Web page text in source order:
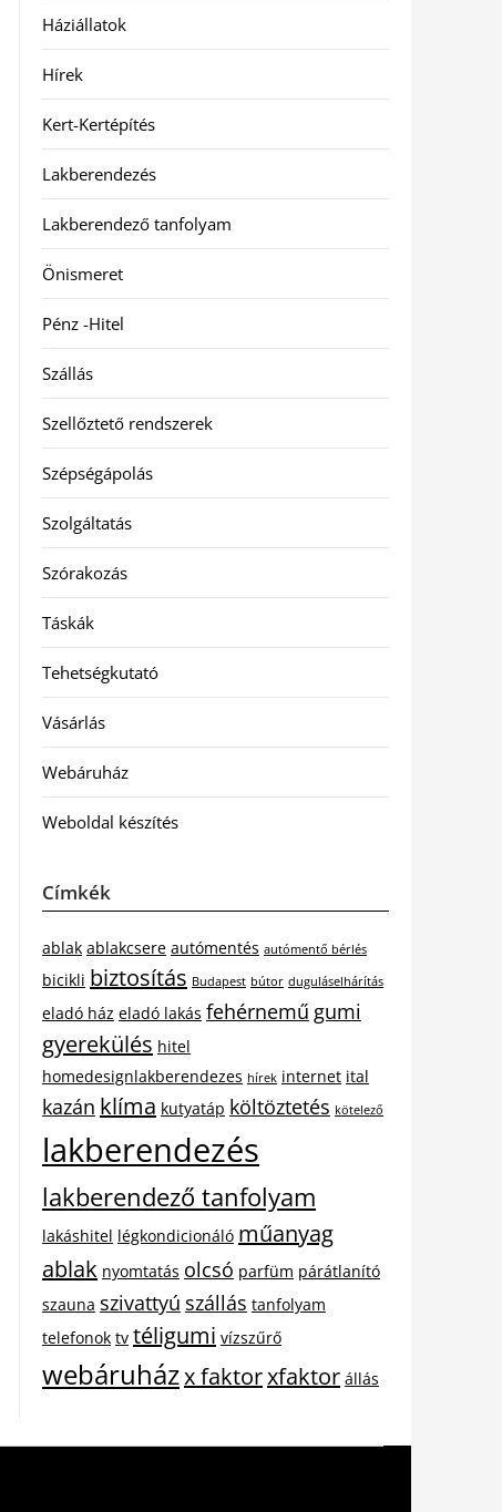
Háziállatok
Hírek
Kert-Kertépítés
Lakberendezés
Lakberendező tanfolyam
Önismeret
Pénz -Hitel
Szállás
Szellőztető rendszerek
Szépségápolás
Szolgáltatás
Szórakozás
Táskák
Tehetségkutató
Vásárlás
Webáruház
Weboldal készítés
Címkék
ablak ablakcsere autómentés autómentő bérlés
bicikli biztosítás Budapest bútor duguláselhárítás
eladó ház eladó lakás fehérnemű gumi
gyerekülés hitel
homedesignlakberendezes hírek internet ital
kazán klíma kutyatáp költöztetés kötelező
lakberendezés
lakberendező tanfolyam
lakáshitel légkondicionáló műanyag
ablak nyomtatás olcsó parfüm párátlanító
szauna szivattyú szállás tanfolyam
telefonok tv téligumi vízszűrő
webáruházx faktorxfaktor állás